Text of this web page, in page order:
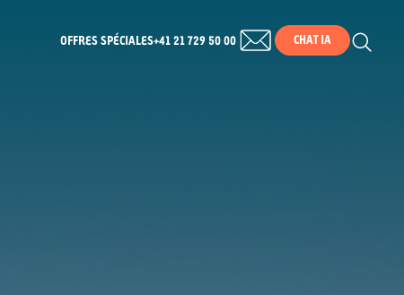
OFFRES SPÉCIALES+41 21 729 50 00 CHAT IA